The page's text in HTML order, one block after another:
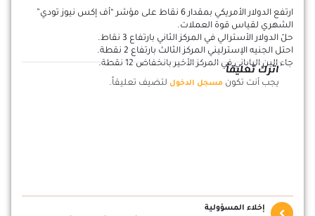
ارتفع الدولار الأمريكي بمقدار 6 نقاط على مؤشر “أف إكس نيوز تودي”
الشهري لقياس قوة العملات.
حلّ الدولار الأسترالي في المركز الثاني بارتفاع 3 نقاط.
احتل الجنيه الإسترليني المركز الثالث بارتفاع 2 نقطة.
جاء الين الياباني في المركز الأخير بانخفاض 12 نقطة.
اترك تعليقاً
يجب أنت تكون مسجل الدخول لتضيف تعليقاً.
إخلاء المسؤولية